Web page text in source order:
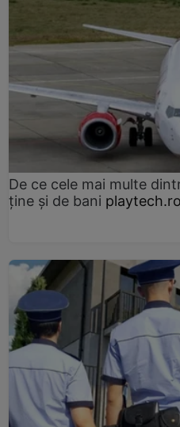
De ce cele mai multe
ține și de bani playtech.ro